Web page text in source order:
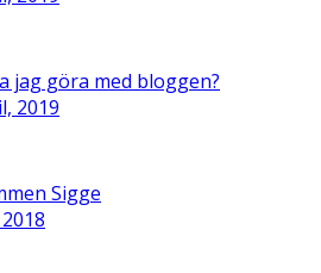
jag göra med bloggen?
2019
Sigge